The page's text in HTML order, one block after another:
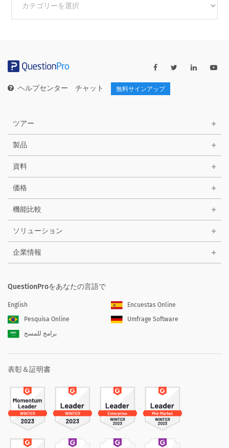
カ
ー
ヘルプセンター チャット 無料サインアップ
ツアー
製品
資料
価格
機能比較
ソリューション
企業情報
QuestionProをあなたの言語で
English
Encuestas Online
Pesquisa Online
Umfrage Software
برامج للمسح
表彰＆証明書